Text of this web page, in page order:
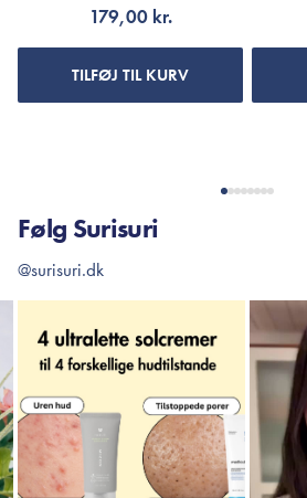
179,00 kr.
TILFØJ TIL KURV
Følg Surisuri
@surisuri.dk